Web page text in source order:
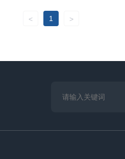
< 1 >